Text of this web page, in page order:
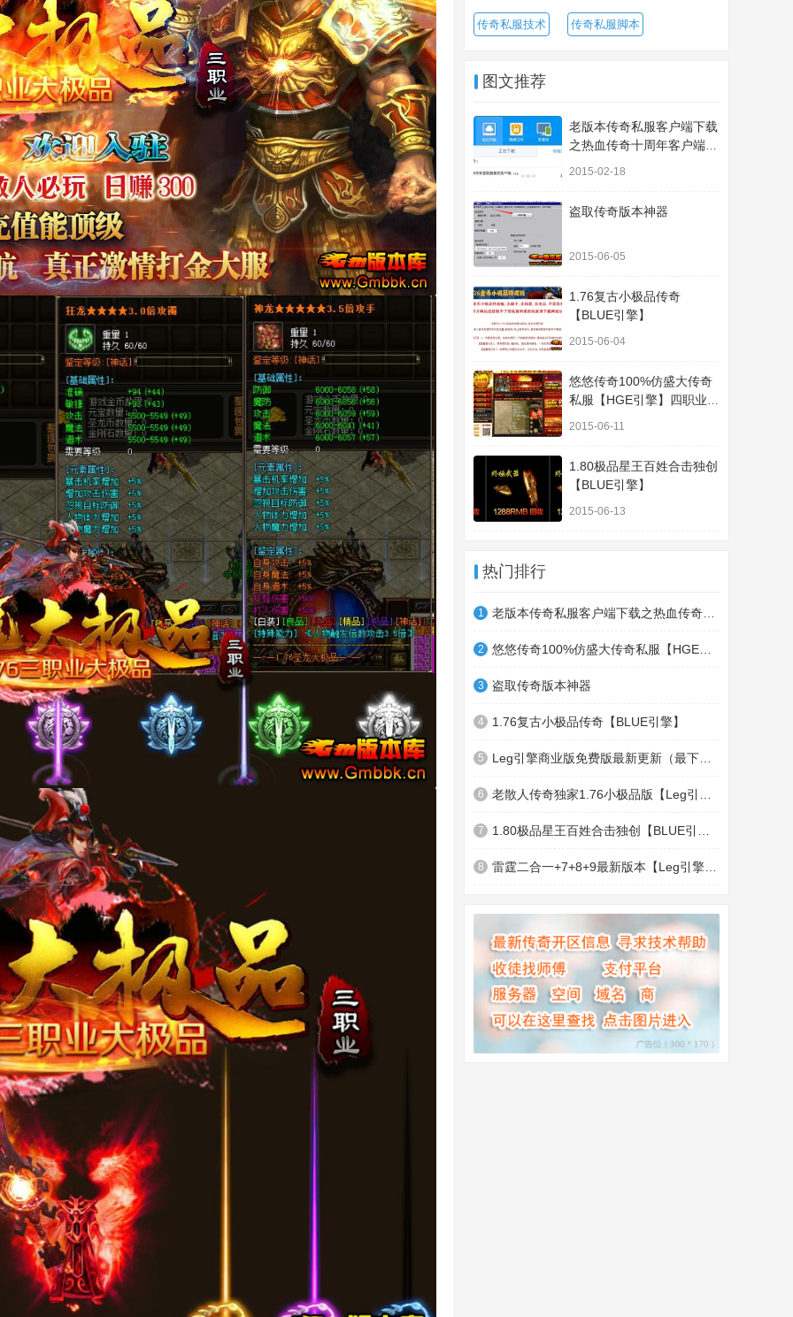
传奇私服技术 传奇私服脚本
图文推荐
老版本传奇私服客户端下载
之热血传奇十周年客户端下
2015-02-18
盗取传奇版本神器
2015-06-05
1.76复古小极品传奇
【BLUE引擎】
2015-06-04
悠悠传奇100%仿盛大传奇
私服【HGE引擎】四职业疯
2015-06-11
1.80极品星王百姓合击独创
【BLUE引擎】
2015-06-13
热门排行
1
2
3 盗取传奇版本神器
4 1.76复古小极品传奇【BLUE引擎】
5
6
7
8